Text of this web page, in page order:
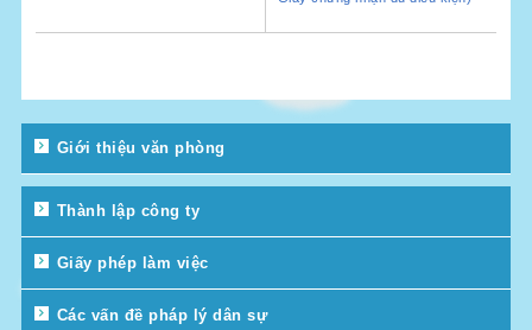
Giới thiệu văn phòng
Thành lập công ty
Giấy phép làm việc
Các vấn đề pháp lý dân sự